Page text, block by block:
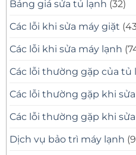
Bảng giá sửa tủ lạnh (32)
Các lỗi khi sửa máy giặt
Các lỗi khi sửa máy lạnh
Các lỗi thường gặp của tủ
Các lỗi thường gặp khi
Các lỗi thường gặp khi
Dịch vụ bảo trì máy lạnh